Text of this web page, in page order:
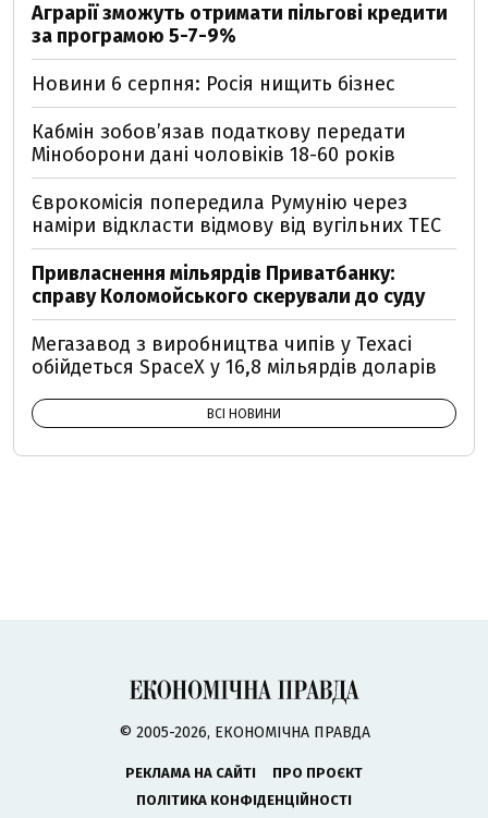
Аграрії зможуть отримати пільгові кредити
за програмою 5-7-9%
Новини 6 серпня: Росія нищить бізнес
Кабмін зобовʼязав податкову передати
Міноборони дані чоловіків 18-60 років
Єврокомісія попередила Румунію через
наміри відкласти відмову від вугільних ТЕС
Привласнення мільярдів Приватбанку:
справу Коломойського скерували до суду
Мегазавод з виробництва чипів у Техасі
обійдеться SpaceX у 16,8 мільярдів доларів
ВСІ НОВИНИ
© 2005-2026, ЕКОНОМІЧНА ПРАВДА
РЕКЛАМА НА САЙТІ
ПРО ПРОЄКТ
ПОЛІТИКА КОНФІДЕНЦІЙНОСТІ